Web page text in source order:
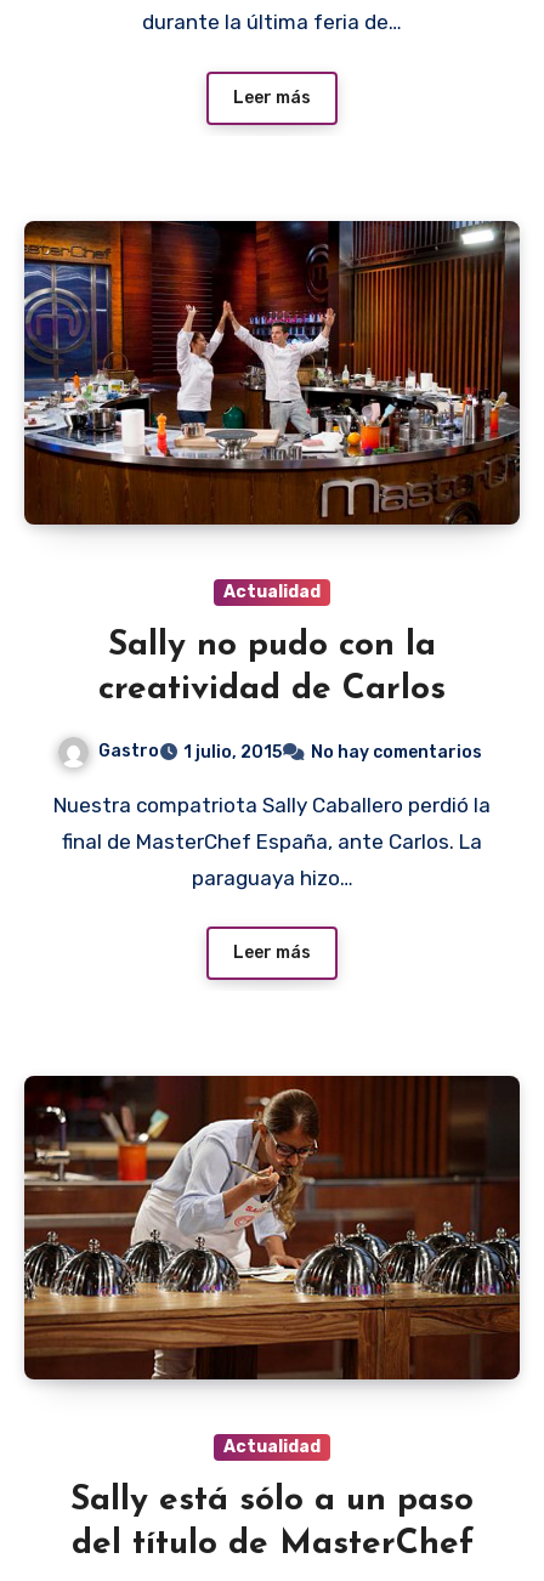
durante la última feria de…
Leer más
Actualidad
Sally no pudo con la
creatividad de Carlos
Gastro 1 julio, 2015 No hay comentarios
Nuestra compatriota Sally Caballero perdió la
final de MasterChef España, ante Carlos. La
paraguaya hizo…
Leer más
Actualidad
Sally está sólo a un paso
del título de MasterChef